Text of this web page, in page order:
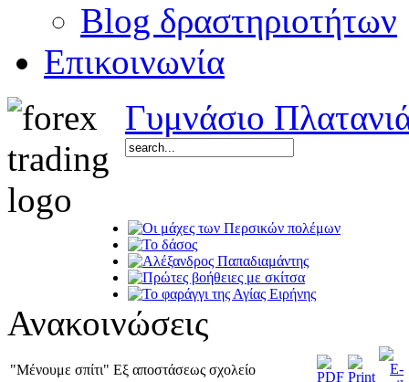
Blog δραστηριοτήτων
Επικοινωνία
Γυμνάσιο
Ανακοινώσεις
"Μένουμε σπίτι" Εξ αποστάσεως σχολείο